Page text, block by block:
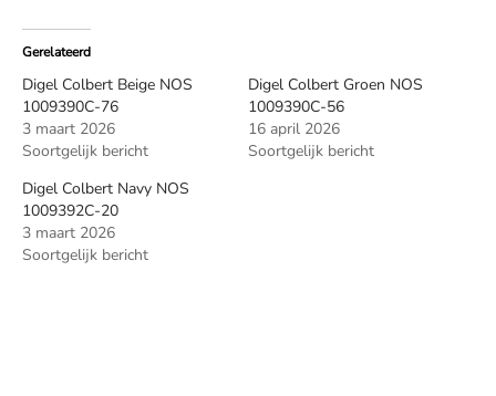
Gerelateerd
Digel Colbert Beige NOS
1009390C-76
3 maart 2026
Soortgelijk bericht
Digel Colbert Groen NOS
1009390C-56
16 april 2026
Soortgelijk bericht
Digel Colbert Navy NOS
1009392C-20
3 maart 2026
Soortgelijk bericht